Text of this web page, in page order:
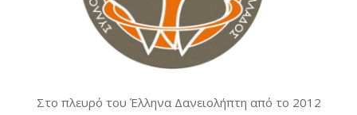
Στο πλευρό του Έλληνα Δανειολήπτη από το 2012